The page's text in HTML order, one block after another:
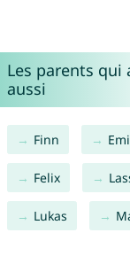
Les parents
aussi
Finn
Felix
Lukas